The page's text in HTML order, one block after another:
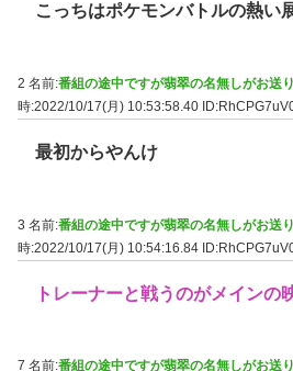
こっちはポケモンバトルの熱い
2 名前:番組の途中ですが翡翠の名無しがお送
時:2022/10/17(月) 10:53:58.40
最初からやんけ
3 名前:番組の途中ですが翡翠の名無しがお送
時:2022/10/17(月) 10:54:16.84
トレーナーと戦うのがメインの
7 名前:番組の途中ですが翡翠の名無しがお送